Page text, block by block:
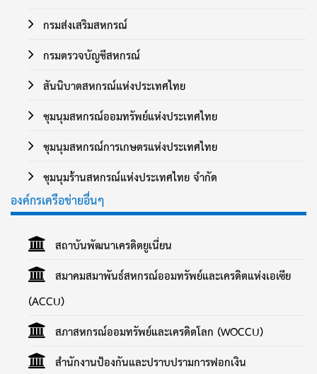
กรมส่งเสริมสหกรณ์
กรมตรวจบัญชีสหกรณ์
สันนิบาตสหกรณ์แห่งประเทศไทย
ชุมนุมสหกรณ์ออมทรัพย์แห่งประเทศไทย
ชุมนุมสหกรณ์การเกษตรแห่งประเทศไทย
ชุมนุมร้านสหกรณ์แห่งประเทศไทย จำกัด
องค์กรเครือข่ายอื่นๆ
สถาบันพัฒนาเครดิตยูเนี่ยน
สมาคมสมาพันธ์สหกรณ์ออมทรัพย์และเครดิตแห่งเอเซีย
(ACCU)
สภาสหกรณ์ออมทรัพย์และเครดิตโลก (WOCCU)
สำนักงานป้องกันและปราบปรามการฟอกเงิน